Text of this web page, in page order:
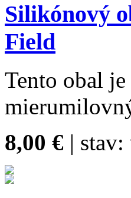
Silikónový
Field
Tento obal
8,00 € | stav: